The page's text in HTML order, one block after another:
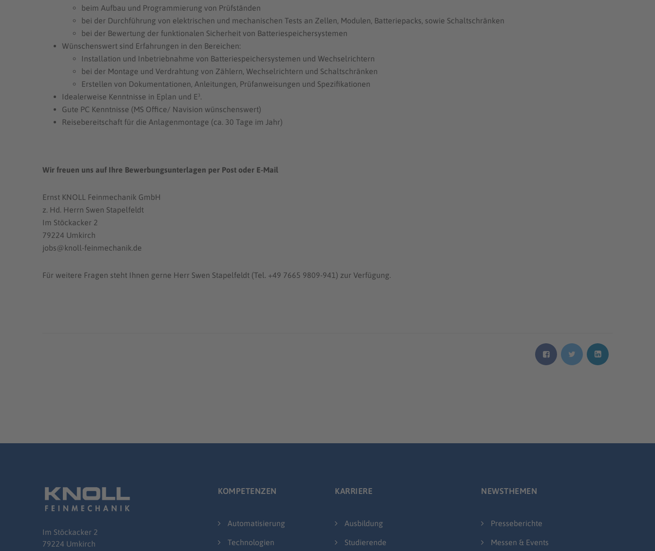
beim Aufbau und Program­mierung von Prüfständen
bei der Durchführung von elektrischen und mechanischen Tests an Zellen, Modulen, Batterie­packs, sowie Schaltschränken
bei der Bewertung der funktionalen Sicherheit von Batterie­speichersystemen
Wünschenswert sind Erfahrungen in den Bereichen:
Installation und Inbetriebnahme von Batteriespeichersystemen und Wechselrichtern
bei der Montage und Verdrahtung von Zählern, Wechselrichtern und Schaltschränken
Erstellen von Dokumentationen, Anleitungen, Prüfanweisungen und Spezifikationen
Idealerweise Kenntnisse in Eplan und E³.
Gute PC Kenntnisse (MS Office/ Navision wünschenswert)
Reisebereitschaft für die Anlagenmontage (ca. 30 Tage im Jahr)
Wir freuen uns auf Ihre Bewerbungsunterlagen per Post oder E-Mail
Ernst KNOLL Feinmechanik GmbH
z. Hd. Herrn Swen Stapelfeldt
Im Stöckacker 2
79224 Umkirch
jobs@knoll-feinmechanik.de
Für weitere Fragen steht Ihnen gerne Herr Swen Stapelfeldt (Tel. +49 7665 9809-941) zur Verfügung.
Im Stöckacker 2
79224 Umkirch
KOMPETENZEN
Automatisierung
Technologien
KARRIERE
Ausbildung
Studierende
NEWSTHEMEN
Presseberichte
Messen & Events